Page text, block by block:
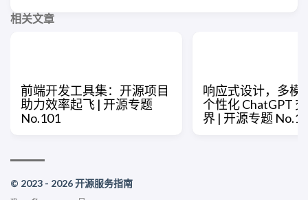
相关文章
前端开发工具集：开源项目
助力效率起飞 | 开源专题
No.101
响应式设计，多模
个性化 ChatGPT
界 | 开源专题
© 2023 - 2026 开源服务指南